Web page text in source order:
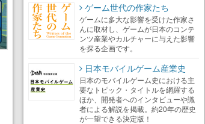
ゲーム世代の作家たち
ゲームに多大な影響を受けた作家さ
んに取材し、ゲームが日本のコンテ
ンツ産業やカルチャーに与えた影響
を探る企画です。
日本モバイルゲーム産業史
日本のモバイルゲーム史における主
要なトピック・タイトルを網羅する
ほか、開発者へのインタビューや識
者による解説を掲載。約20年の歴史
が一望できる決定版！